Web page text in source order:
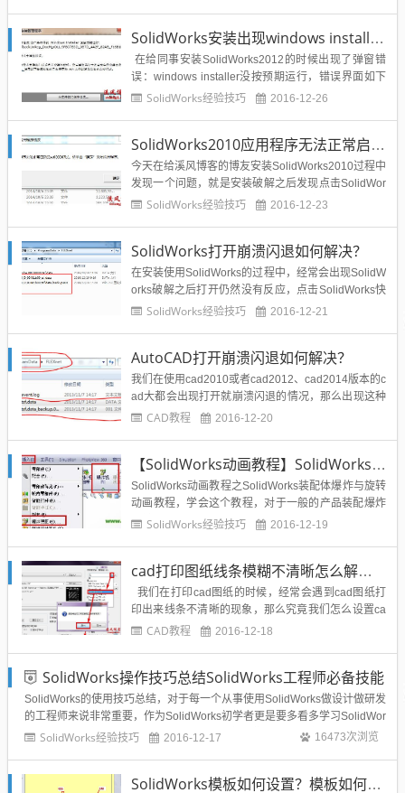
法：点击确定之后继续安装...
SolidWorks安装出现windows installer没按预期运行如何解决？
在给同事安装SolidWorks2012的时候出现了弹窗错
误：windows installer没按预期运行，错误界面如下
图所示：内部错误“该产品组件的windows installer没
ol...
SolidWorks经验技巧 2016-12-26
SolidWorks2010应用程序无法正常启动0xc000007b解决方法
今天在给溪风博客的博友安装SolidWorks2010过程中
发现一个问题，就是安装破解之后发现点击SolidWor
ks快捷方式，出现弹窗错误：应用程序无法正常启动
的SolidWorks2010【64...
SolidWorks经验技巧 2016-12-23
SolidWorks打开崩溃闪退如何解决？
在安装使用SolidWorks的过程中，经常会出现SolidW
orks破解之后打开仍然没有反应，点击SolidWorks快
捷方式没有反应，有些是打开SolidWorks闪一下屏然
同样出现崩溃的情况，...
SolidWorks经验技巧 2016-12-21
AutoCAD打开崩溃闪退如何解决？
我们在使用cad2010或者cad2012、cad2014版本的c
ad大都会出现打开就崩溃闪退的情况，那么出现这种
情况到底如何解决呢？我试过卸载cad并且重新安装c
呢？通过我的一番试验和查找，终于亲测找到了...
CAD教程 2016-12-20
【SolidWorks动画教程】SolidWorks装配体爆炸旋转仿真动画制作图文教程
SolidWorks动画教程之SolidWorks装配体爆炸与旋转
动画教程，学会这个教程，对于一般的产品装配爆炸
旋转展示不成问题，可以很好的介绍一款产品，作为
我的操作方法，通过这个教程你可以做出产品...
SolidWorks经验技巧 2016-12-19
cad打印图纸线条模糊不清晰怎么解决？怎么设置？cad怎么打印？
我们在打印cad图纸的时候，经常会遇到cad图纸打
印出来线条不清晰的现象，那么究竟我们怎么设置ca
d图纸的打印呢？还是打印机的问题，下面给出合理
时未设置打印样式表，直接按彩色打印，但打印机却
是黑...
CAD教程 2016-12-18
SolidWorks操作技巧总结SolidWorks工程师必备技能
SolidWorks的使用技巧总结，对于每一个从事使用SolidWorks做设计做研发
的工程师来说非常重要，作为SolidWorks初学者更是要多看多学习SolidWor
ks高手总结的使用经验技巧，所以在这里给博友们分享一些高手总结SolidW
SolidWorks经验技巧 2016-12-17 16473次浏览
SolidWorks模板如何设置？模板如何制作相关问题